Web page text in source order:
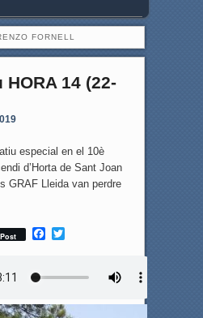
FORNELL
14 (22-
especial en el 10è
d’Horta de Sant Joan
GRAF Lleida van perdre
Post
F
o
T
r